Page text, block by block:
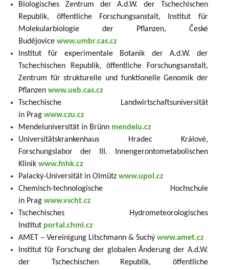
Biologisches Zentrum der A.d.W. der Tschechischen
Republik, öffentliche Forschungsanstalt, Institut für
Molekularbiologie der Pflanzen, České
Budějovicewww.umbr.cas.cz
Institut für experimentale Botanik der A.d.W. der
Tschechischen Republik, öffentliche Forschungsanstalt,
Zentrum für strukturelle und funktionelle Genomik der
Pflanzenwww.ueb.cas.cz
Tschechische Landwirtschaftsuniversität
in Pragwww.czu.cz
Mendeluniversität in Brünn mendelu.cz
Universitätskrankenhaus Hradec Králové,
Forschungslabor der III. Innengerontometabolischen
Klinikwww.fnhk.cz
Palacký-Universität in Olmützwww.upol.cz
Chemisch-technologische Hochschule
in Pragwww.vscht.cz
Tschechisches Hydrometeorologisches
Institut portal.chmi.cz
AMET – Vereinigung Litschmann & Suchýwww.amet.cz
Institut für Forschung der globalen Änderung der A.d.W.
der Tschechischen Republik, öffentliche